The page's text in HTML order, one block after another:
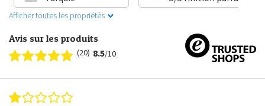
Afficher toutes les propriétés
Avis sur les produits
(20) 8.5/10